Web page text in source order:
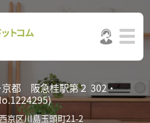
京都 阪急桂駅第２ 302・
京区川島玉頭町21-2